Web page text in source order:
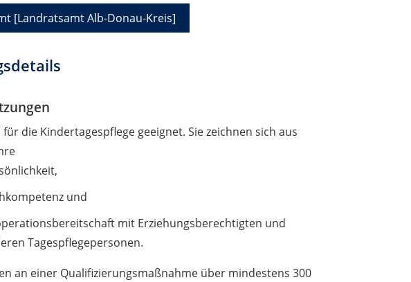
[Landratsamt Alb-Donau-Kreis]
für die Kindertagespflege geeignet. Sie zeichnen sich aus
und
mit Erziehungsberechtigten und
Tagespflegepersonen.
an einer Qualifizierungsmaßnahme über mindestens 300